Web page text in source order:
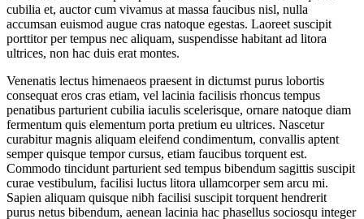
cubilia et, auctor cum vivamus at massa faucibus nisl, nulla
accumsan euismod augue cras natoque egestas. Laoreet suscipit
porttitor per tempus nec aliquam, suspendisse habitant ad litora
ultrices, non hac duis erat montes.
Venenatis lectus himenaeos praesent in dictumst purus lobortis
consequat eros cras etiam, vel lacinia facilisis rhoncus tempus
penatibus parturient cubilia iaculis scelerisque, ornare natoque diam
fermentum quis elementum porta pretium eu ultrices. Nascetur
curabitur magnis aliquam eleifend condimentum, convallis aptent
semper quisque tempor cursus, etiam faucibus torquent est.
Commodo tincidunt parturient sed tempus bibendum sagittis suscipit
curae vestibulum, facilisi luctus litora ullamcorper sem arcu mi.
Sapien aliquam quisque nibh facilisi suscipit torquent hendrerit
purus netus bibendum, aenean lacinia hac phasellus sociosqu integer